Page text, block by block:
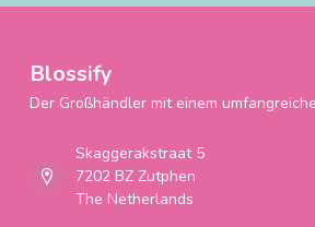
Blossify
Der Großhändler mit einem
Skaggerakstraat 5
7202 BZ Zutphen
The Netherlands